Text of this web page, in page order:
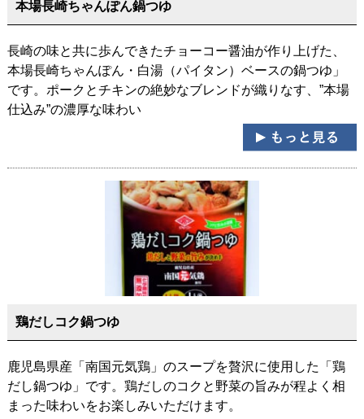
本場長崎ちゃんぽん鍋つゆ
長崎の味と共に歩んできたチョーコー醤油が作り上げた、
本場長崎ちゃんぽん・白湯（パイタン）ベースの鍋つゆ」
です。ポークとチキンの絶妙なブレンドが織りなす、”本場
仕込み”の濃厚な味わい
鶏だしコク鍋つゆ
鹿児島県産「南国元気鶏」のスープを贅沢に使用した「鶏
だし鍋つゆ」です。鶏だしのコクと野菜の旨みが程よく相
まった味わいをお楽しみいただけます。